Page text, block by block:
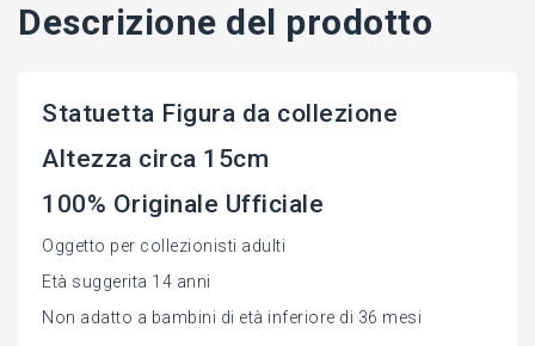
Descrizione del prodotto
Statuetta Figura da collezione
Altezza circa 15cm
100% Originale Ufficiale
Oggetto per collezionisti adulti
Età suggerita 14 anni
Non adatto a bambini di età inferiore di 36 mesi